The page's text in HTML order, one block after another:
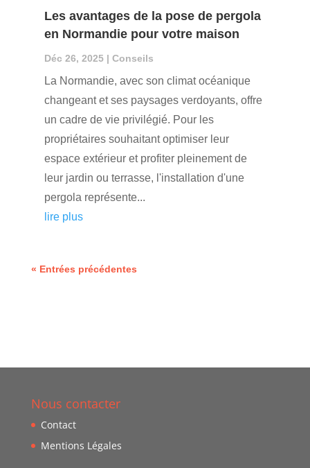
Les avantages de la pose de pergola
en Normandie pour votre maison
Déc 26, 2025| Conseils
La Normandie, avec son climat océanique
changeant et ses paysages verdoyants, offre
un cadre de vie privilégié. Pour les
propriétaires souhaitant optimiser leur
espace extérieur et profiter pleinement de
leur jardin ou terrasse, l'installation d'une
pergola représente...
lire plus
« Entrées précédentes
Nous contacter
Contact
Mentions Légales